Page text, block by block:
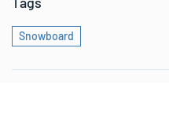
Snowboard